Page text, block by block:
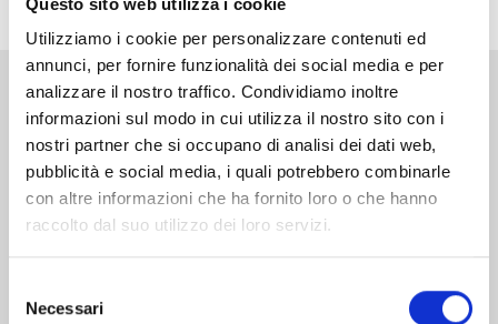
Utilizziamo i cookie per personalizzare contenuti ed
annunci, per fornire funzionalità dei social media e per
analizzare il nostro traffico. Condividiamo inoltre
informazioni sul modo in cui utilizza il nostro sito con i
nostri partner che si occupano di analisi dei dati web,
pubblicità e social media, i quali potrebbero combinarle
con altre informazioni che ha fornito loro o che hanno
raccolto dal suo utilizzo dei loro servizi.
delNecessari
Altri volumi della serie